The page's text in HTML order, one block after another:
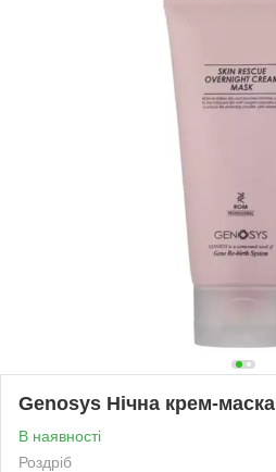
Genosys Нічна крем-маска
В наявності
Роздріб